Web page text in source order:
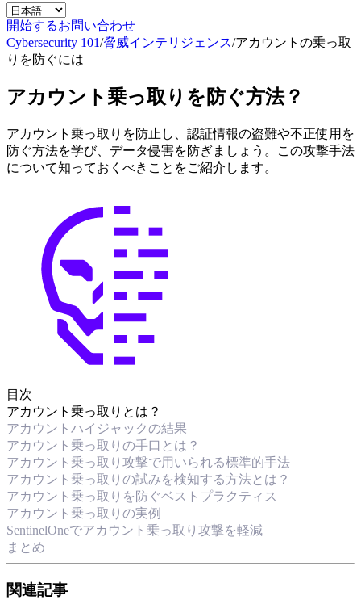
開始するお問い合わせ
Cybersecurity 101/脅威インテリジェンス/アカウントの乗っ取
りを防ぐには
アカウント乗っ取りを防ぐ方法？
アカウント乗っ取りを防止し、認証情報の盗難や不正使用を
防ぐ方法を学び、データ侵害を防ぎましょう。この攻撃手法
について知っておくべきことをご紹介します。
目次
アカウント乗っ取りとは？
アカウントハイジャックの結果
アカウント乗っ取りの手口とは？
アカウント乗っ取り攻撃で用いられる標準的手法
アカウント乗っ取りの試みを検知する方法とは？
アカウント乗っ取りを防ぐベストプラクティス
アカウント乗っ取りの実例
SentinelOneでアカウント乗っ取り攻撃を軽減
まとめ
関連記事